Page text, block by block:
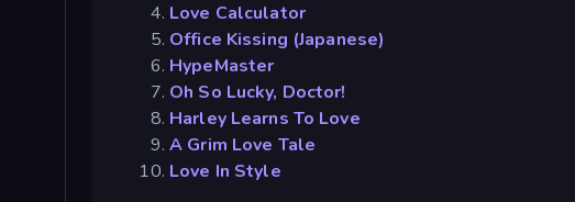
Love Calculator
Office Kissing (Japanese)
HypeMaster
Oh So Lucky, Doctor!
Harley Learns To Love
A Grim Love Tale
Love In Style